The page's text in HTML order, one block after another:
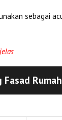
sebagai
Fasad